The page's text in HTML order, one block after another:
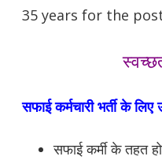
35 years for the
सफाई कर्मचारी भर्ती के लिए
सफाई कर्मी के तहत